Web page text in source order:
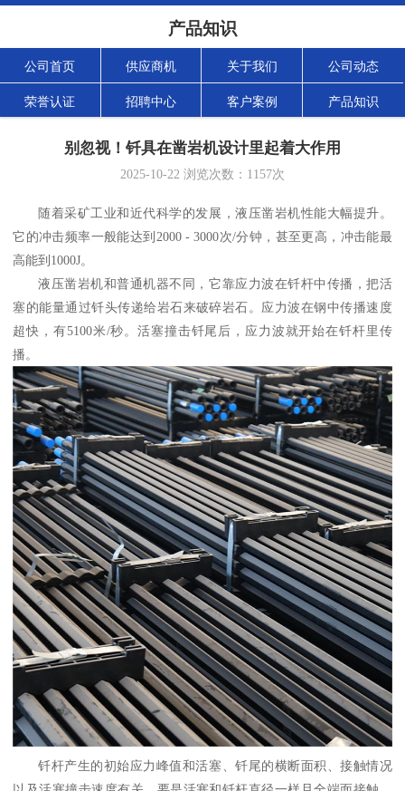
产品知识
公司首页 供应商机 关于我们 公司动态
荣誉认证 招聘中心 客户案例 产品知识
别忽视！钎具在凿岩机设计里起着大作用
2025-10-22 浏览次数： 1157次
随着采矿工业和近代科学的发展，液压凿岩机性能大幅提升。
它的冲击频率一般能达到 2000 - 3000次/分钟，甚至更高，冲击能最
高能到1000J。
液压凿岩机和普通机器不同，它靠应力波在钎杆中传播，把活
塞的能量通过钎头传递给岩石来破碎岩石。应力波在钢中传播速度
超快，有5100米/秒。活塞撞击钎尾后，应力波就开始在钎杆里传
播。
钎杆产生的初始应力峰值和活塞、钎尾的横断面积、接触情况